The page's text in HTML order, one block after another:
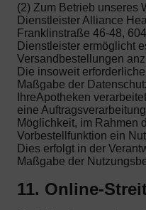
(2) Zum Betrieb unseres
Dienstleister Alliance
Franklinstraße 46-48,
Dienstleister ermöglicht
Versandbestellungen
Die insoweit
Maßgabe der
IhreApotheken
eine
Möglichkeit, im Rahmen
Vorbestellfunktion ein
Dies erfolgt in der
Maßgabe der
11. Online-